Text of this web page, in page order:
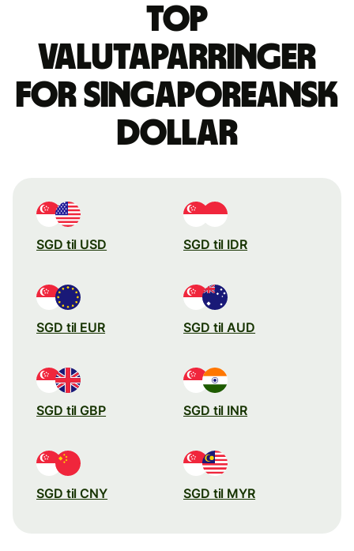
Top
valutaparringer
for singaporeansk
dollar
SGD til USD SGD til IDR
SGD til EUR SGD til AUD
SGD til GBP SGD til INR
SGD til CNY SGD til MYR